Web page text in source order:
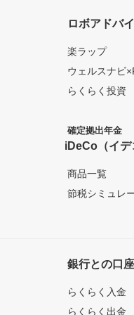
ロボアドバ
楽ラップ
ウェルスナビ
らくらく投資
確定拠出年金
iDeCo（イデ
商品一覧
節税シミュレ
銀行との口
らくらく入金
らくらく出金